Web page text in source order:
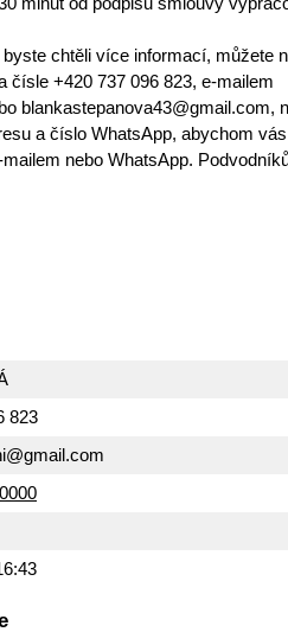
chtěli více informací, můžete
čísle +420 737 096 823, e-mailem
blankastepanova43@gmail.com,
a číslo WhatsApp, abychom
nebo WhatsApp.
823